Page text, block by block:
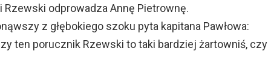
Rzewski odprowadza Annę Pietrownę.
z głębokiego szoku pyta kapitana Pawłowa:
ten porucznik Rzewski to taki bardziej żartowniś, czy